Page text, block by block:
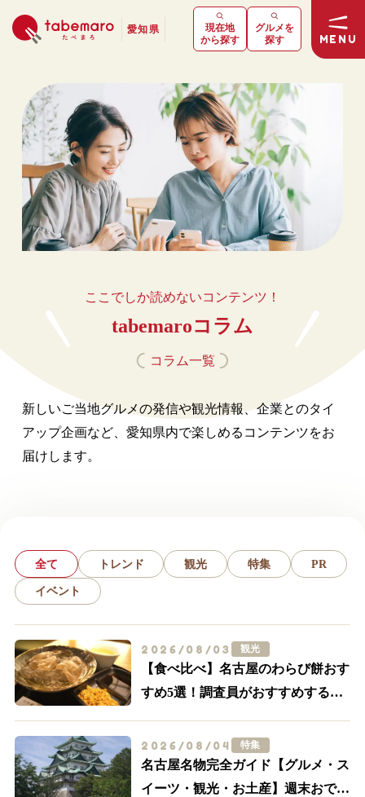
愛知県
MENU
現在地
から探す
グルメを
探す
ここでしか読めないコンテンツ！
tabemaroコラム
コラム一覧
新しいご当地グルメの発信や観光情報、企業とのタイ
アップ企画など、愛知県内で楽しめるコンテンツをお
届けします。
全て トレンド 観光 特集 PR
イベント
2026/08/03 観光
【食べ比べ】名古屋のわらび餅おす
すめ5選！調査員がおすすめする外
2026/08/04 特集
名古屋名物完全ガイド【グルメ・ス
イーツ・観光・お土産】週末おでか